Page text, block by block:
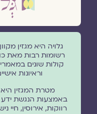
גלויה היא מגזין
רשומות רבות מאת
קולות שונים
וראיונות
מטרת המגזין היא
באמצעות הנגשת ידע
רווקות, אירוסין, חיי